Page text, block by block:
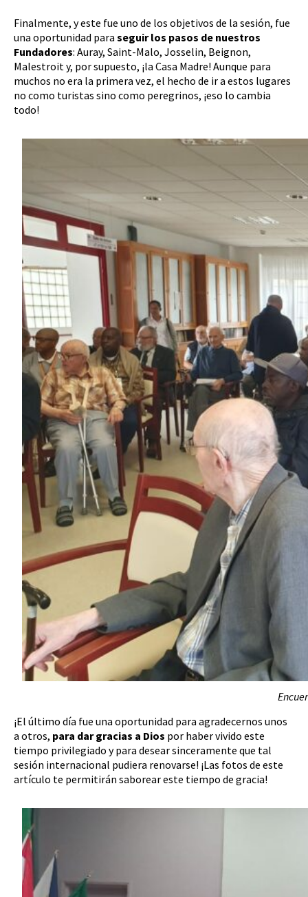
Finalmente, y este fue uno de los objetivos de la sesión, fue
una oportunidad para seguir los pasos de nuestros
Fundadores: Auray, Saint-Malo, Josselin, Beignon,
Malestroit y, por supuesto, ¡la Casa Madre! Aunque para
muchos no era la primera vez, el hecho de ir a estos lugares
no como turistas sino como peregrinos, ¡eso lo cambia
todo!
¡El último día fue una oportunidad para agradecernos unos
a otros, para dar gracias a Dios por haber vivido este
tiempo privilegiado y para desear sinceramente que tal
sesión internacional pudiera renovarse! ¡Las fotos de este
artículo te permitirán saborear este tiempo de gracia!